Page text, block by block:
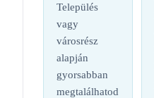
Település
vagy
városrész
alapján
gyorsabban
megtalálhatod